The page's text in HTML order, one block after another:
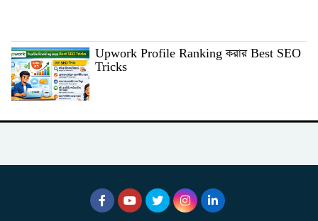
Upwork Profile Ranking করার Best SEO
Tricks